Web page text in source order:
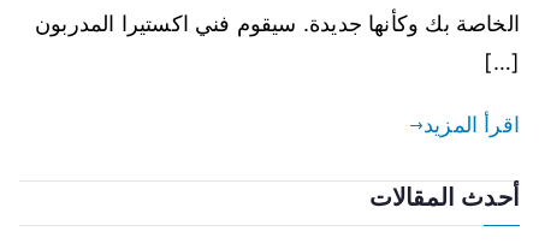
الخاصة بك وكأنها جديدة. سيقوم فني اكستيرا المدربون
[…]
اقرأ المزيد
أحدث المقالات